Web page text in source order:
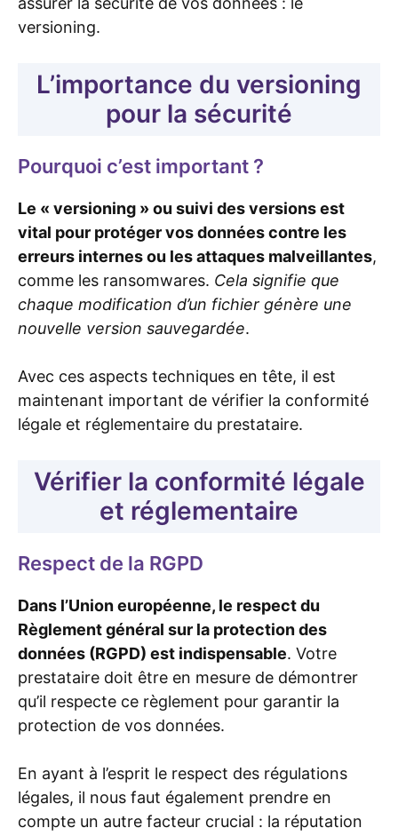
versioning.
L’importance du versioning
pour la sécurité
Pourquoi c’est important ?
Le « versioning » ou suivi des versions est
vital pour protéger vos données contre les
erreurs internes ou les attaques malveillantes,
comme les ransomwares. Cela signifie que
chaque modification d’un fichier génère une
nouvelle version sauvegardée.
Avec ces aspects techniques en tête, il est
maintenant important de vérifier la conformité
légale et réglementaire du prestataire.
Vérifier la conformité légale
et réglementaire
Respect de la RGPD
Dans l’Union européenne, le respect du
Règlement général sur la protection des
données (RGPD) est indispensable. Votre
prestataire doit être en mesure de démontrer
qu’il respecte ce règlement pour garantir la
protection de vos données.
En ayant à l’esprit le respect des régulations
légales, il nous faut également prendre en
compte un autre facteur crucial : la réputation